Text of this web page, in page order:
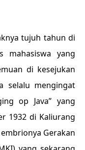
tujuh tahun di
mahasiswa yang
di kesejukan
selalu mengingat
op Java” yang
1932 di Kaliurang
Gerakan